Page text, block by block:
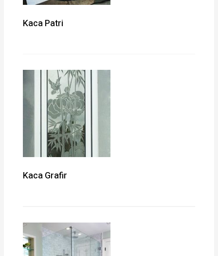
Kaca Patri
Kaca Grafir